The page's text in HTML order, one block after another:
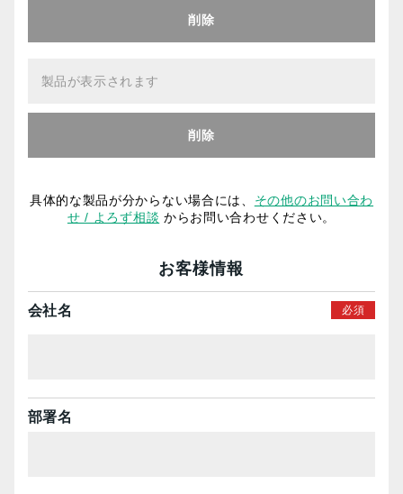
削除
削除
具体的な製品が分からない場合には、 その他のお問い合わ
せ / よろず相談 からお問い合わせください。
お客様情報
会社名
部署名